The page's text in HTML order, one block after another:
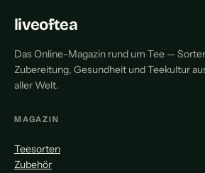
liveoftea
Das Online-Magazin rund um Tee —
Zubereitung, Gesundheit und Teekultur
aller Welt.
MAGAZIN
Teesorten
Zubehör